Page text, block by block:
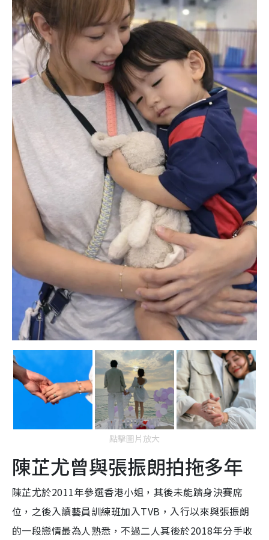
點擊圖片放大
陳芷尤曾與張振朗拍拖多年
陳芷尤於2011年參選香港小姐，其後未能躋身決賽席
位，之後入讀藝員訓練班加入TVB，入行以來與張振朗
的一段戀情最為人熟悉，不過二人其後於2018年分手收